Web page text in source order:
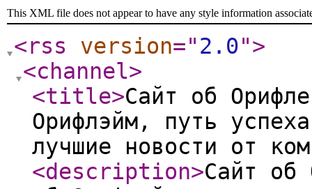
This XML file does not appear to have any style information
<rss version="2.0">
<channel>
<title>Сайт об
Орифлэйм, путь
лучшие новости от
<description>Сайт об